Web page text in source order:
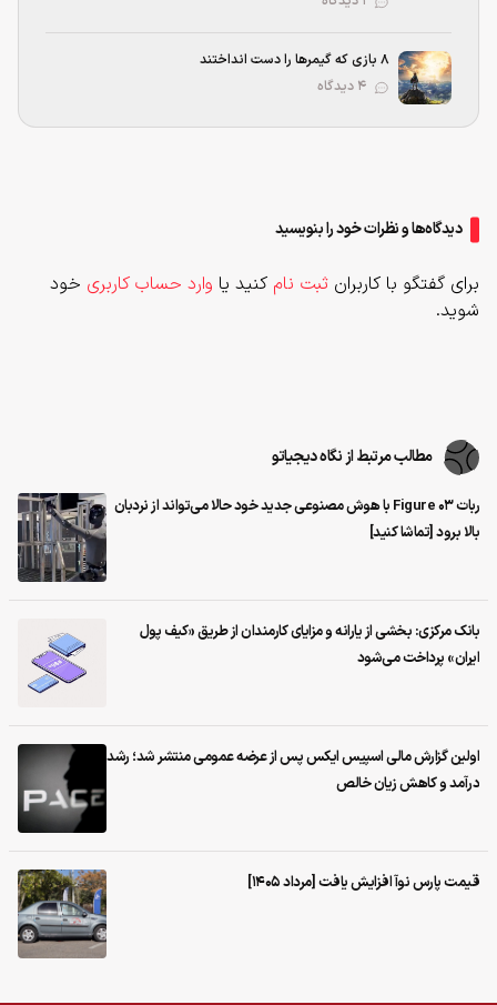
۸ بازی که گیمرها را دست انداختند
دیدگاه‌ها و نظرات خود را بنویسید
برای گفتگو با کاربران ثبت نام کنید یا وارد حساب کاربری خود
شوید.
مطالب مرتبط از نگاه دیجیاتو
ربات Figure 03 با هوش مصنوعی جدید خود حالا می‌تواند از نردبان
بالا برود [تماشا کنید]
بانک مرکزی: بخشی از یارانه و مزایای کارمندان از طریق «کیف پول
ایران» پرداخت می‌شود
اولین گزارش مالی اسپیس ایکس پس از عرضه عمومی منتشر شد؛ رشد
درآمد و کاهش زیان خالص
قیمت پارس نوآ افزایش یافت [مرداد ۱۴۰۵]